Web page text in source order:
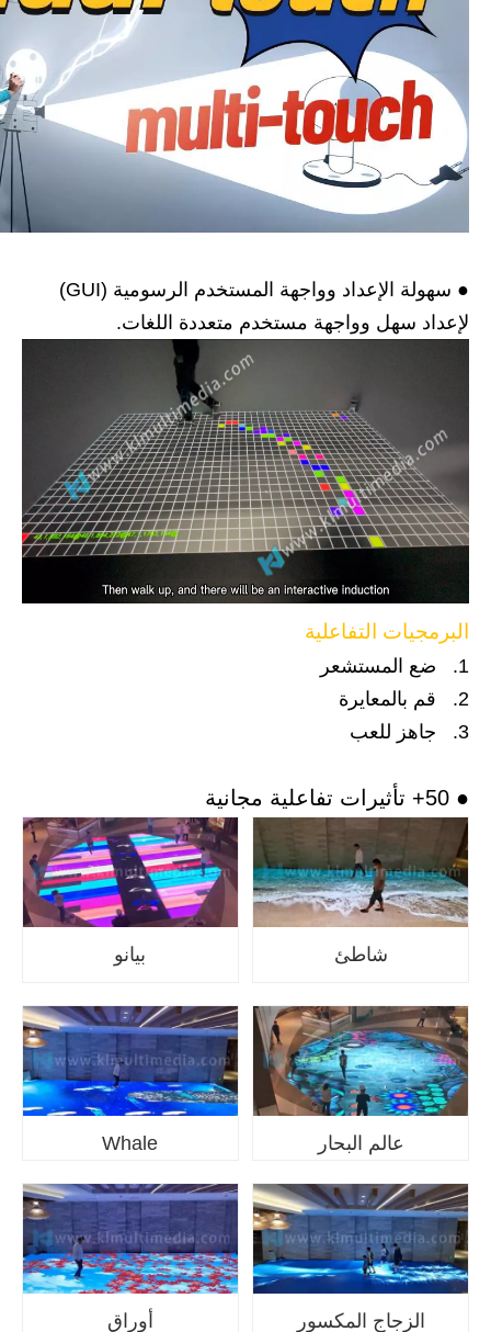
● سهولة الإعداد وواجهة المستخدم الرسومية (GUI)
لإعداد سهل وواجهة مستخدم متعددة اللغات.
البرمجيات التفاعلية
1. ضع المستشعر
2. قم بالمعايرة
3. جاهز للعب
● 50+ تأثيرات تفاعلية مجانية
شاطئ بيانو
عالم البحار Whale
الزجاج المكسور أوراق